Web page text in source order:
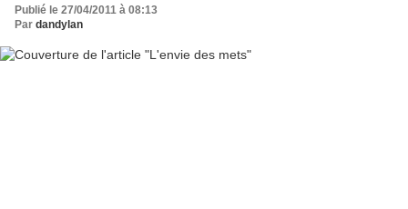
Publié le 27/04/2011 à 08:13
Par dandylan